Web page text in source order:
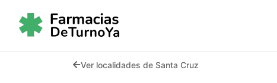
Ver localidades de Santa Cruz